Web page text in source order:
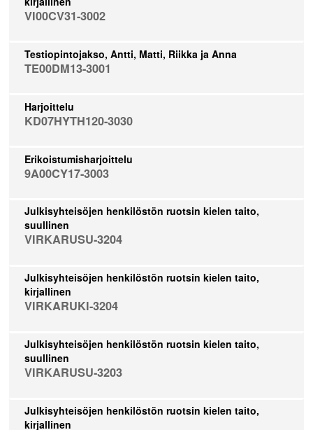
VI00CV31-3002
Testiopintojakso, Antti, Matti, Riikka ja Anna
TE00DM13-3001
Harjoittelu
KD07HYTH120-3030
Erikoistumisharjoittelu
9A00CY17-3003
Julkisyhteisöjen henkilöstön ruotsin kielen taito,
suullinen
VIRKARUSU-3204
Julkisyhteisöjen henkilöstön ruotsin kielen taito,
kirjallinen
VIRKARUKI-3204
Julkisyhteisöjen henkilöstön ruotsin kielen taito,
suullinen
VIRKARUSU-3203
Julkisyhteisöjen henkilöstön ruotsin kielen taito,
kirjallinen